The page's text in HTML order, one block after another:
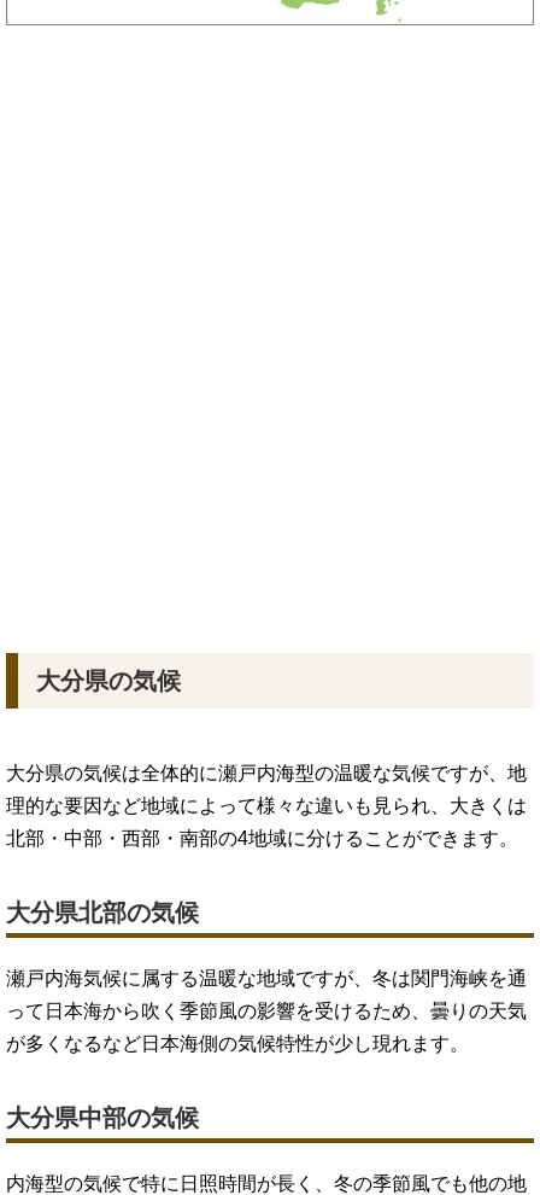
大分県の気候
大分県の気候は全体的に瀬戸内海型の温暖な気候ですが、地
理的な要因など地域によって様々な違いも見られ、大きくは
北部・中部・西部・南部の4地域に分けることができます。
大分県北部の気候
瀬戸内海気候に属する温暖な地域ですが、冬は関門海峡を通
って日本海から吹く季節風の影響を受けるため、曇りの天気
が多くなるなど日本海側の気候特性が少し現れます。
大分県中部の気候
内海型の気候で特に日照時間が長く、冬の季節風でも他の地